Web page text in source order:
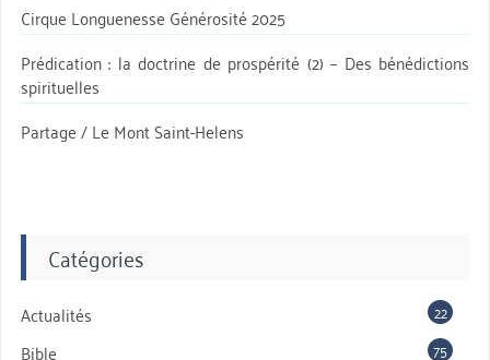
Cirque Longuenesse Générosité 2025
Prédication : la doctrine de prospérité (2) – Des bénédictions
spirituelles
Partage / Le Mont Saint-Helens
Catégories
Actualités 22
Bible 75